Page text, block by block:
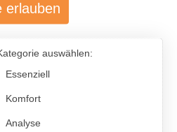
aktive Mitglieder
erlauben
auswählen:
Essenziell
Komfort
Analyse